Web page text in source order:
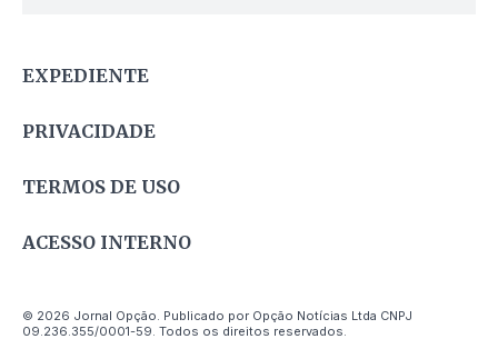
EXPEDIENTE
PRIVACIDADE
TERMOS DE USO
ACESSO INTERNO
© 2026 Jornal Opção. Publicado por Opção Notícias Ltda CNPJ
09.236.355/0001-59. Todos os direitos reservados.